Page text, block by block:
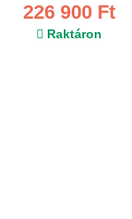
226 900 Ft
Raktáron